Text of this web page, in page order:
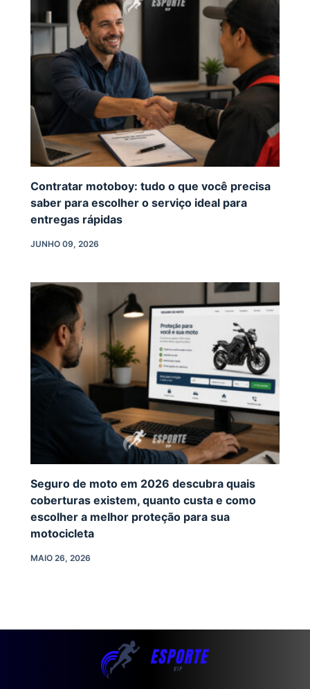
Contratar motoboy: tudo o que você precisa
saber para escolher o serviço ideal para
entregas rápidas
JUNHO 09, 2026
Seguro de moto em 2026 descubra quais
coberturas existem, quanto custa e como
escolher a melhor proteção para sua
motocicleta
MAIO 26, 2026